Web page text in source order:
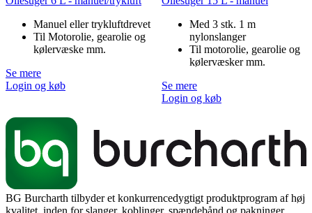
Manuel eller trykluftdrevet
Til Motorolie, gearolie og
kølervæske mm.
Se mere
Login og køb
Med 3 stk. 1 m
nylonslanger
Til motorolie, gearolie og
kølervæsker mm.
Se mere
Login og køb
BG Burcharth tilbyder et konkurrencedygtigt produktprogram af høj
kvalitet, inden for slanger, koblinger, spændebånd og pakninger